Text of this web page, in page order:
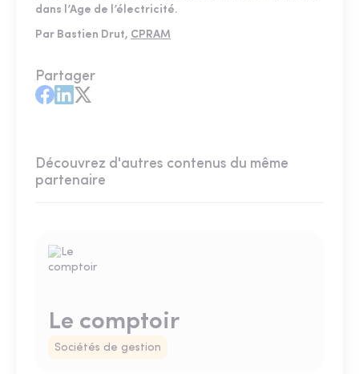
dans l’Age de l’électricité.
Par Bastien Drut, CPRAM
Partager
Découvrez d'autres contenus du même
partenaire
Le comptoir
Sociétés de gestion